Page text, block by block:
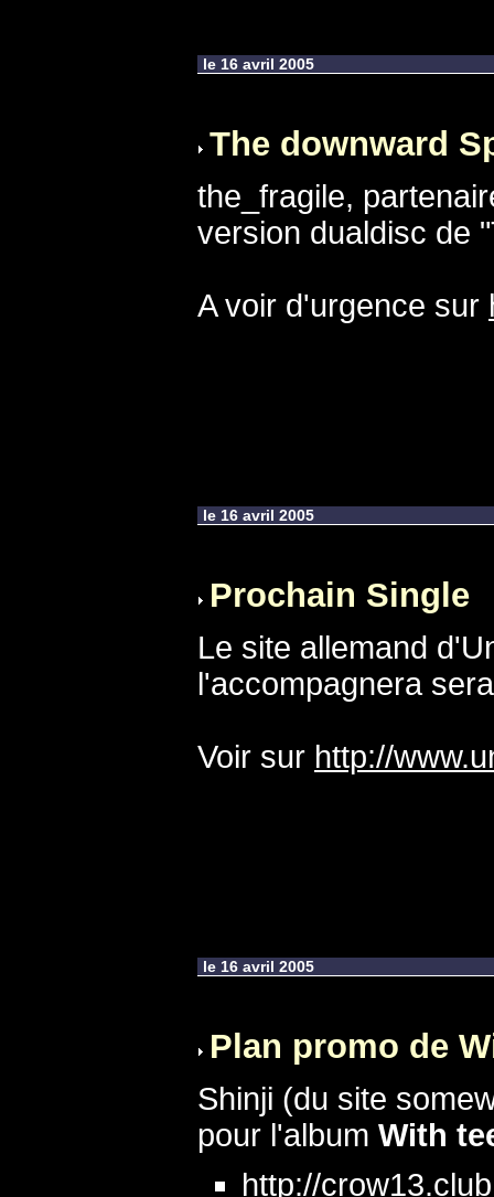
le 16 avril 2005
The downward
the_fragile,
version dualdisc de
A voir d'urgence sur
le 16 avril 2005
Prochain Single
Le site allemand
l'accompagnera
Voir sur http://
le 16 avril 2005
Plan promo de
Shinji (du site
pour l'album With
http://